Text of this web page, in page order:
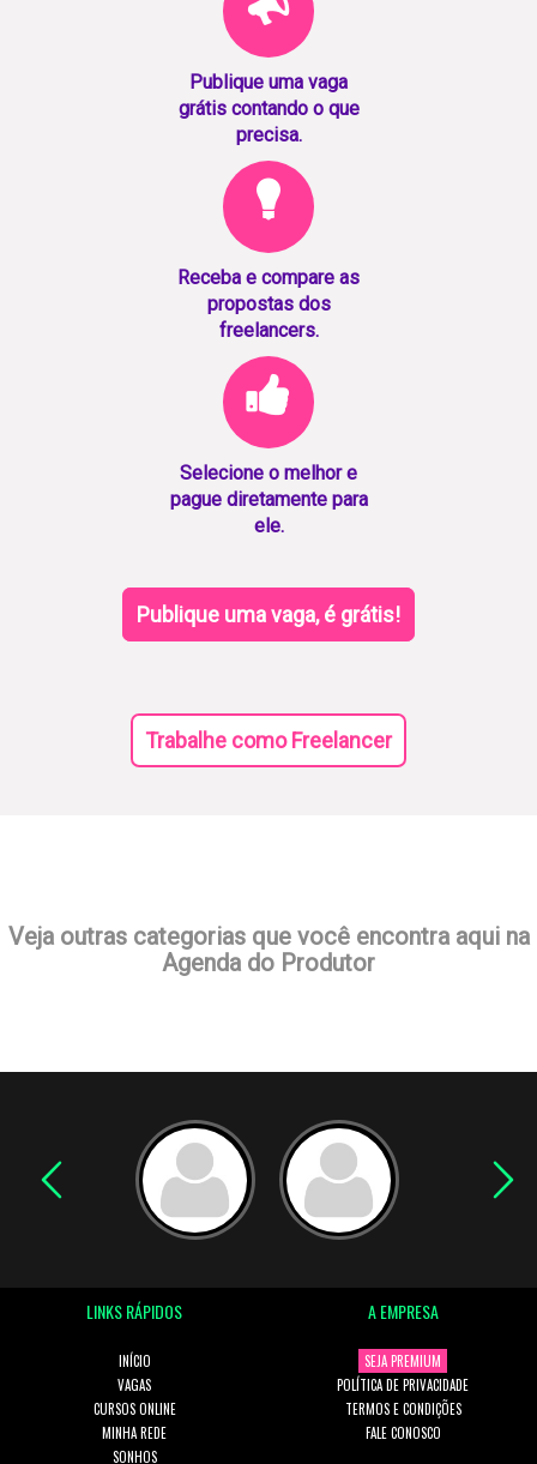
Publique uma vaga
grátis contando o que
precisa.
Receba e compare as
propostas dos
freelancers.
Selecione o melhor e
pague diretamente para
ele.
Publique uma vaga, é grátis!
Trabalhe como Freelancer
Veja outras categorias que você encontra aqui na
Agenda do Produtor
LINKS RÁPIDOS
INÍCIO
VAGAS
CURSOS ONLINE
MINHA REDE
SONHOS
A EMPRESA
SEJA PREMIUM
POLÍTICA DE PRIVACIDADE
TERMOS E CONDIÇÕES
FALE CONOSCO